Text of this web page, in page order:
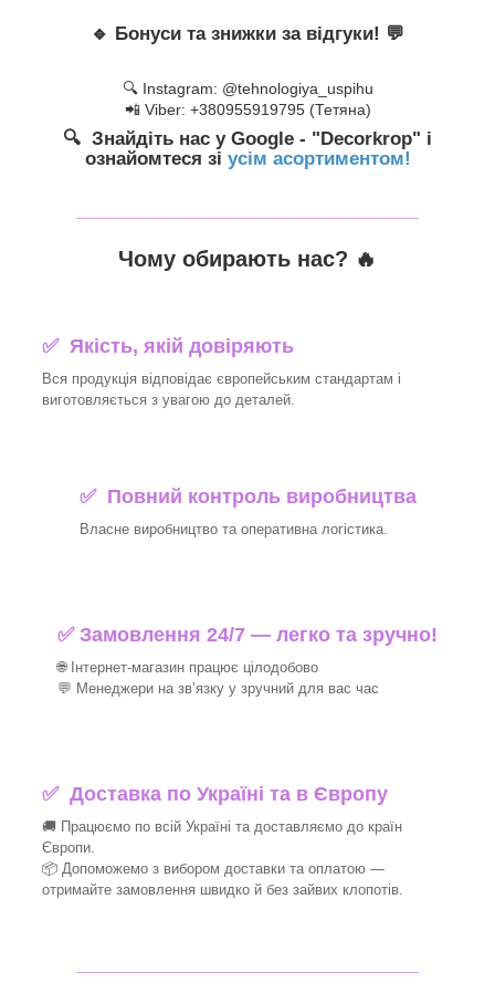
🔹 Бонуси та знижки за відгуки! 💬
🔍 Instagram: @tehnologiya_uspihu
📲 Viber: +380955919795 (Тетяна)
🔍 Знайдіть нас у Google - "Decorkrop" і
ознайомтеся зі усім асортиментом!
Чому обирають нас? 🔥
✅ Якість, якій довіряють
Вся продукція відповідає європейським стандартам і
виготовляється з увагою до деталей.
✅ Повний контроль виробництва
Власне виробництво та оперативна логістика.
✅ Замовлення 24/7 — легко та зручно!
🌐 Інтернет-магазин працює цілодобово
💬 Менеджери на зв’язку у зручний для вас час
✅Доставка по Україні та в Європу
🚚 Працюємо по всій Україні та доставляємо до країн
Європи.
📦 Допоможемо з вибором доставки та оплатою —
отримайте замовлення швидко й без зайвих клопотів.